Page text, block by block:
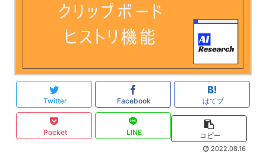
Twitter Facebook はてブ
Pocket LINE コピー
2022.08.16